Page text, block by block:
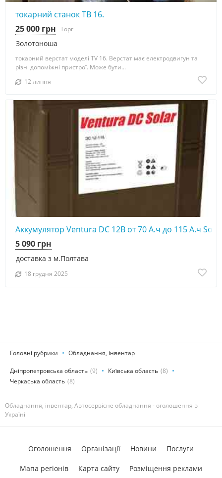
токарний станок ТВ 16.
Золотоноша
25 000 грн Торг
токарний верстат моделі TV 16. Верстат має електродвигун та
різні допоміжні пристрої. Може бути...
12 липня
Аккумулятор Ventura DC 12В от 70 А.ч до 115 А.ч Solar
доставка з м.Полтава
5 090 грн
18 грудня 2025
Головні рубрики Обладнання, інвентар
Дніпропетровська область (9) Київська область (8)
Черкаська область (8)
Обладнання, інвентар, Автосервісне обладнання - оголошення в
Україні
Оголошення Організації Новини Послуги
Мапа регіонів Карта сайту Розміщення реклами